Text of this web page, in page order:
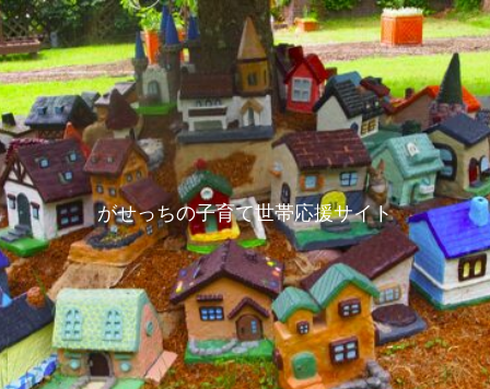
がせっちの子育て世帯応援サイト